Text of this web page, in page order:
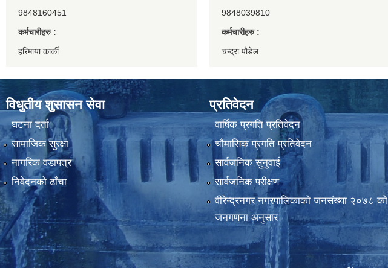
9848160451
कर्मचारीहरु :
हरिमाया कार्की
9848039810
कर्मचारीहरु :
चन्द्रा पौडेल
विधुतीय शुसासन सेवा
घटना दर्ता
सामाजिक सुरक्षा
नागरिक वडापत्र
निवेदनको ढाँचा
प्रतिवेदन
वार्षिक प्रगति प्रतिवेदन
चौमासिक प्रगति प्रतिवेदन
सार्वजनिक सुनुवाई
सार्वजनिक परीक्षण
वीरेन्द्रनगर नगरपालिकाकाे जनसंख्या २०७८ काे
जनगणना अनुसार